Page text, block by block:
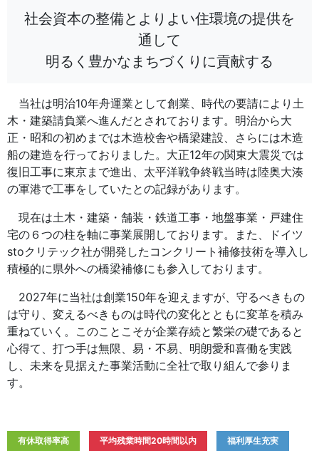
社会資本の整備とよりよい住環境の提供を
通して
明るく豊かなまちづくりに貢献する
当社は明治10年舟運業として創業、時代の要請により土
木・建築請負業へ進んだとされております。明治から大
正・昭和の初めまでは木造校舎や橋梁建設、さらには木造
船の建造を行っておりました。大正12年の関東大震災では
復旧工事に東京まで進出、太平洋戦争終戦当時は陸奥大湊
の軍港で工事をしていたとの記録があります。
現在は土木・建築・舗装・鉄道工事・地盤事業・戸建住
宅の６つの柱を軸に事業展開しております。また、ドイツ
stoクリテック社が開発したコンクリート補修技術を導入し
積極的に県外への橋梁補修にも参入しております。
2027年に当社は創業150年を迎えますが、守るべきもの
は守り、変えるべきものは時代の変化とともに変革を積み
重ねていく。このことこそが企業存続と繁栄の礎であると
心得て、打つ手は無限、易・不易、明朗愛和喜働を実践
し、未来を見据えた事業活動に全社で取り組んで参りま
す。
有休取得率高 平均残業時間20時間以内 福利厚生充実